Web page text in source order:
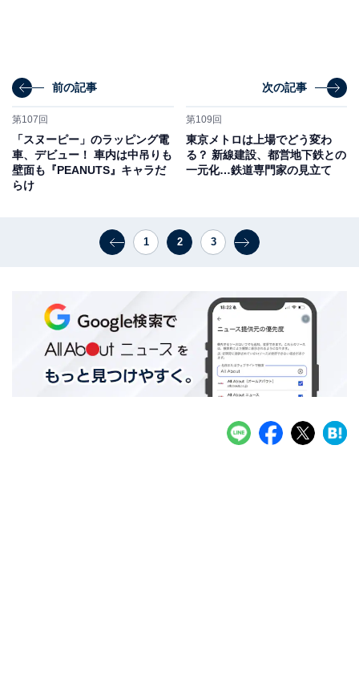
前の記事
第107回
「スヌーピー」のラッピング電
車、デビュー！ 車内は中吊りも
壁面も『PEANUTS』キャラだ
らけ
次の記事
第109回
東京メトロは上場でどう変わ
る？ 新線建設、都営地下鉄との
一元化…鉄道専門家の見立て
1 2 3